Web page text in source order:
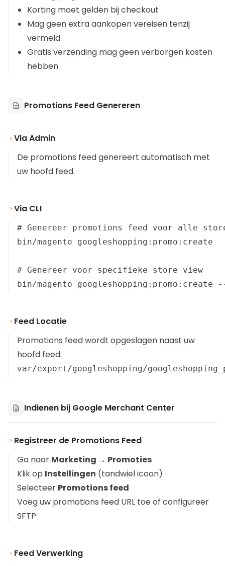
Korting moet gelden bij checkout
Mag geen extra aankopen vereisen tenzij
vermeld
Gratis verzending mag geen verborgen kosten
hebben
Promotions Feed Genereren
Via Admin
De promotions feed genereert automatisch met
uw hoofd feed.
Via CLI
# Genereer promotions feed voor alle
bin/magento googleshopping:promo:create
# Genereer voor specifieke store view
Feed Locatie
Promotions feed wordt opgeslagen naast uw
hoofd feed:
Indienen bij Google Merchant Center
Registreer de Promotions Feed
Ga naar Marketing → Promoties
Klik op Instellingen (tandwiel icoon)
Selecteer Promotions feed
Voeg uw promotions feed URL toe of configureer
SFTP
Feed Verwerking